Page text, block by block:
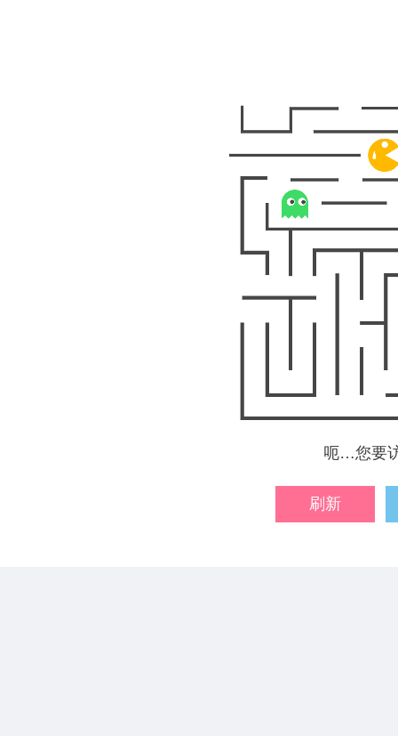
呃…您要
刷新